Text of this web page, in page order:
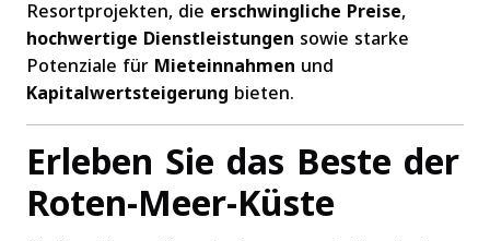
Resortprojekten, die erschwingliche Preise,
hochwertige Dienstleistungen sowie starke
Potenziale fürMieteinnahmen und
Kapitalwertsteigerung bieten.
Erleben Sie das Beste der
Roten-Meer-Küste